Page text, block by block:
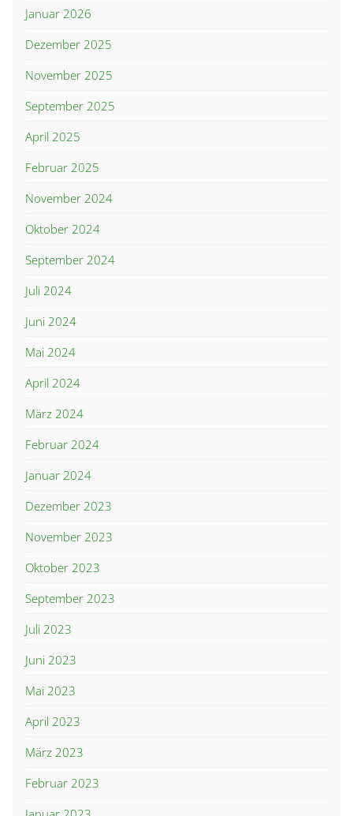
Januar 2026
Dezember 2025
November 2025
September 2025
April 2025
Februar 2025
November 2024
Oktober 2024
September 2024
Juli 2024
Juni 2024
Mai 2024
April 2024
März 2024
Februar 2024
Januar 2024
Dezember 2023
November 2023
Oktober 2023
September 2023
Juli 2023
Juni 2023
Mai 2023
April 2023
März 2023
Februar 2023